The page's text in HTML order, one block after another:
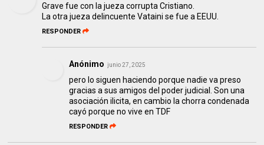
Grave fue con la jueza corrupta Cristiano.
La otra jueza delincuente Vataini se fue a EEUU.
RESPONDER
Anónimo junio 27, 2025
pero lo siguen haciendo porque nadie va preso
gracias a sus amigos del poder judicial. Son una
asociación ilicita, en cambio la chorra condenada
cayó porque no vive en TDF
RESPONDER